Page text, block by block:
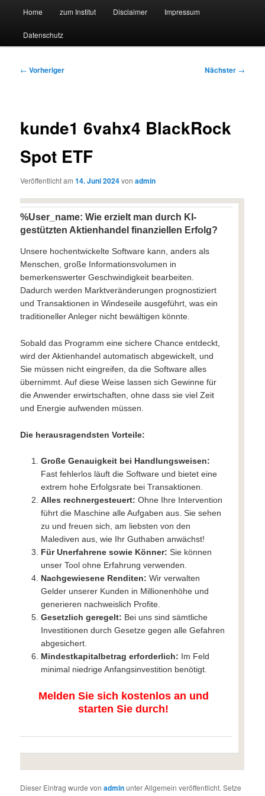
Suchmaschine Forschung und
Technologie
Zum
primären
Zum
sekundären
Home zum Institut Disclaimer Impressum
Datenschutz
Beitragsnavigation
← Vorheriger Nächster →
kunde1 6vahx4 BlackRock
Spot ETF
Veröffentlicht am14. Juni 2024vonadmin
%User_name: Wie erzielt man durch KI-
gestützten Aktienhandel finanziellen Erfolg?
Unsere hochentwickelte Software kann, anders als
Menschen, große Informationsvolumen in
bemerkenswerter Geschwindigkeit bearbeiten.
Dadurch werden Marktveränderungen prognostiziert
und Transaktionen in Windeseile ausgeführt, was ein
traditioneller Anleger nicht bewältigen könnte.
Sobald das Programm eine sichere Chance entdeckt,
wird der Aktienhandel automatisch abgewickelt, und
Sie müssen nicht eingreifen, da die Software alles
übernimmt. Auf diese Weise lassen sich Gewinne für
die Anwender erwirtschaften, ohne dass sie viel Zeit
und Energie aufwenden müssen.
Die herausragendsten Vorteile:
Große Genauigkeit bei Handlungsweisen:
Fast fehlerlos läuft die Software und bietet eine
extrem hohe Erfolgsrate bei Transaktionen.
Alles rechnergesteuert: Ohne Ihre Intervention
führt die Maschine alle Aufgaben aus. Sie sehen
zu und freuen sich, am liebsten von den
Malediven aus, wie Ihr Guthaben anwächst!
Für Unerfahrene sowie Könner: Sie können
unser Tool ohne Erfahrung verwenden.
Nachgewiesene Renditen: Wir verwalten
Gelder unserer Kunden in Millionenhöhe und
generieren nachweislich Profite.
Gesetzlich geregelt: Bei uns sind sämtliche
Investitionen durch Gesetze gegen alle Gefahren
abgesichert.
Mindestkapitalbetrag erforderlich: Im Feld
minimal niedrige Anfangsinvestition benötigt.
Melden Sie sich kostenlos an und
starten Sie durch!
Dieser Eintrag wurde vonadminunter Allgemein veröffentlicht. Setze